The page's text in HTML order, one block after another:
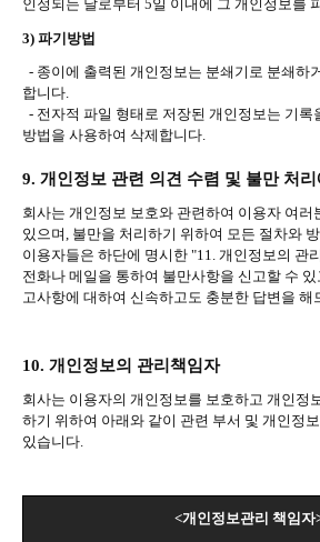
인정되는 날로부터 5일 이내에 그 개인정보를
3) 파기방법
- 종이에 출력된 개인정보는 분쇄기로 분쇄하
합니다
- 전자적 파일 형태로 저장된 개인정보는 기록
방법을 사용하여 삭제합니다
9. 개인정보 관련 의견 수렴 및 불만 처
회사는 개인정보 보호와 관련하여 이용자 여러
있으며, 불만을 처리하기 위하여 모든 절차와
이용자들은 하단에 명시한 "11. 개인정보의 관
전화나 메일을 통하여 불만사항을 신고할 수 있
고사항에 대하여 신속하고도 충분한 답변을 해
10. 개인정보의 관리책임자
회사는 이용자의 개인정보를 보호하고 개인정
하기 위하여 아래와 같이 관련 부서 및 개인정
있습니다.
<개인정보관리 책임자